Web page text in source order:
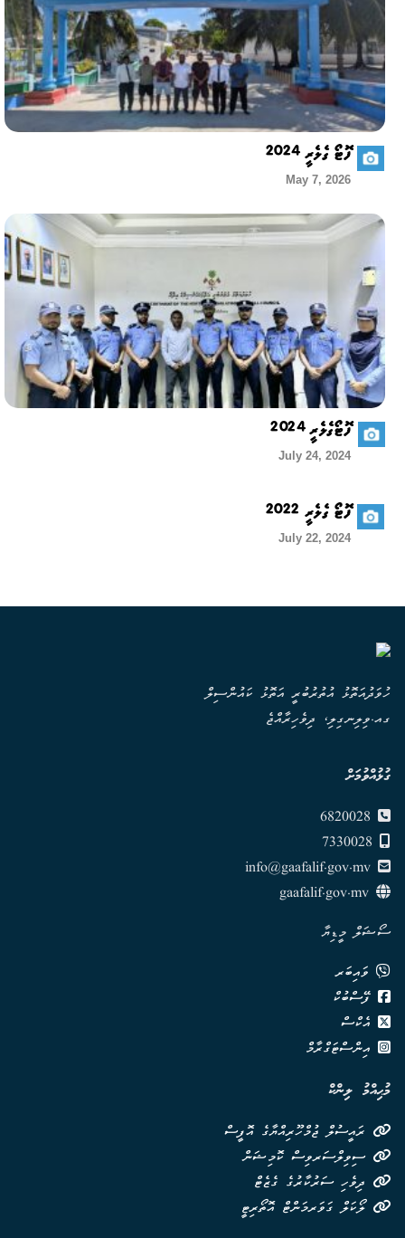
ފޮޓޯ ގެލެރީ 2024
May 7, 2026
ފޮޓޯގެލެރީ 2024
July 24, 2024
ފޮޓޯ ގެލެރީ 2022
July 22, 2024
ހުވަދުއަތޮޅު އުތުރުބުރީ އަތޮޅު ކައުންސިލް
ގއ.ވިލިނގިލި، ދިވެހިރާއްޖެ
ގުޅުއްވުމަށް
info@gaafalif.gov.mv
ސޯޝަލް މީޑިޔާ
ވައިބަރ
ފޭސްބުކް
އެކްސް
އިންސްޓަގްރާމް
މުޙިއްމު ލިންކް
ރައީސުލް ޖުމްހޫރިއްޔާގެ އޮފީސް
ސިވިލްސަރވިސް ކޮމިޝަން
ދިވެހި ސަރުކާރުގެ ގެޒެޓް
ލޯކަލް ގަވަރމަންޓް އޮތޯރިޓީ